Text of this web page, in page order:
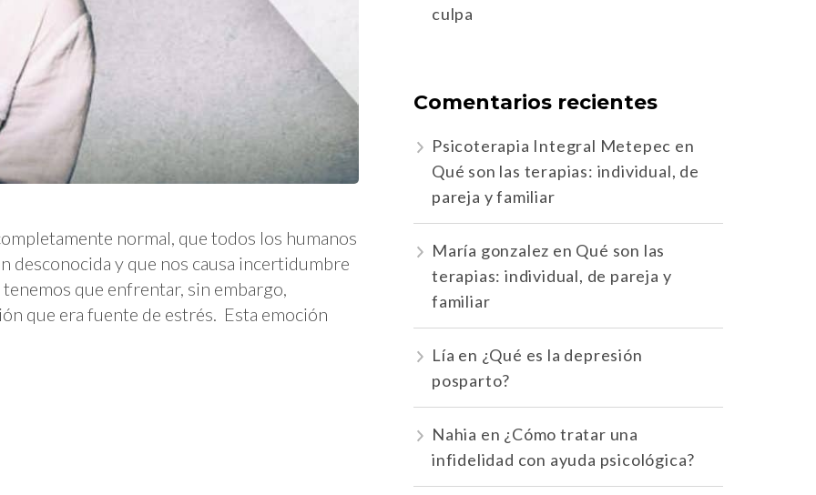
normal, que todos los humanos
desconocida y que nos causa incertidumbre
que enfrentar, sin embargo,
que era fuente de estrés. Esta emoción
culpa
Comentarios recientes
Psicoterapia Integral Metepec en
Qué son las terapias: individual, de
pareja y familiar
María gonzalez en Qué son las
terapias: individual, de pareja y
familiar
Lía en ¿Qué es la depresión
posparto?
Nahia en ¿Cómo tratar una
infidelidad con ayuda psicológica?